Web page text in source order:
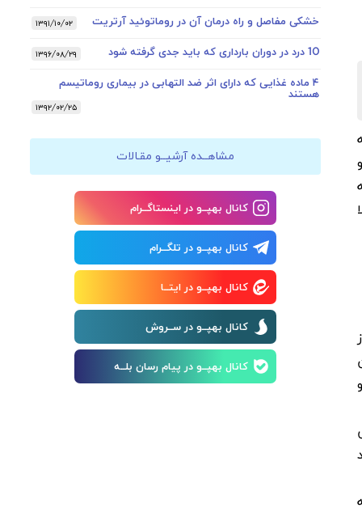
خشکی مفاصل و راه درمان آن در روماتوئید آرتریت ۱۳۹۱/۱۰/۰۲
10 درد در دوران بارداری که باید جدی گرفته شود ۱۳۹۶/۰۸/۲۹
۴ ماده غذایی که دارای اثر ضد التهابی در بیماری روماتیسم
هستند
۱۳۹۲/۰۲/۲۵
مشاهــده آرشیــو مقـالات
کانال بهپــو در اینستاگــرام
کانال بهپــو در تلگــرام
کانال بهپــو در ایتــا
کانال بهپــو در ســروش
کانال بهپــو در پیام رسان بلــه